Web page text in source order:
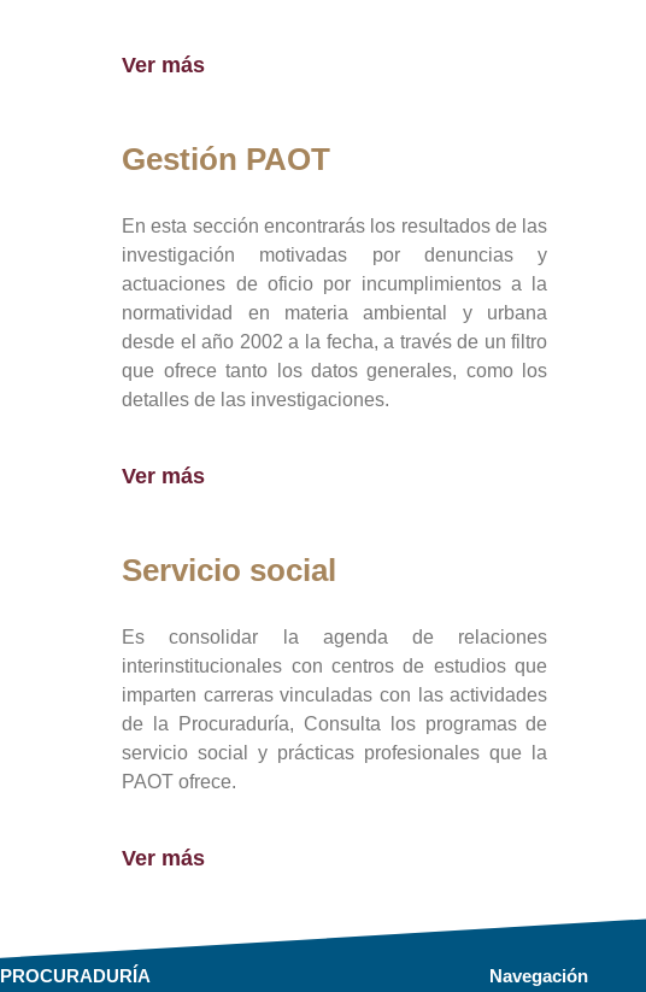
Ver más
Gestión PAOT
En esta sección encontrarás los resultados de las
investigación motivadas por denuncias y
actuaciones de oficio por incumplimientos a la
normatividad en materia ambiental y urbana
desde el año 2002 a la fecha, a través de un filtro
que ofrece tanto los datos generales, como los
detalles de las investigaciones.
Ver más
Servicio social
Es consolidar la agenda de relaciones
interinstitucionales con centros de estudios que
imparten carreras vinculadas con las actividades
de la Procuraduría, Consulta los programas de
servicio social y prácticas profesionales que la
PAOT ofrece.
Ver más
PROCURADURÍA Navegación